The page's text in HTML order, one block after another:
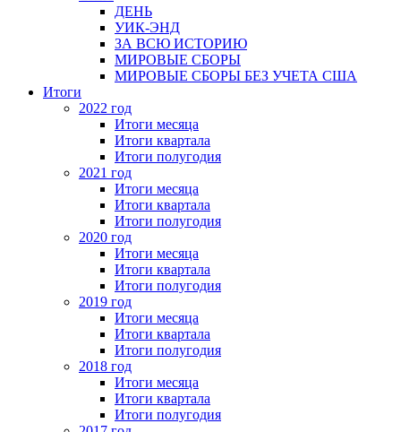
ДЕНЬ
УИК-ЭНД
ЗА ВСЮ ИСТОРИЮ
МИРОВЫЕ СБОРЫ
МИРОВЫЕ СБОРЫ БЕЗ УЧЕТА США
Итоги
2022 год
Итоги месяца
Итоги квартала
Итоги полугодия
2021 год
Итоги месяца
Итоги квартала
Итоги полугодия
2020 год
Итоги месяца
Итоги квартала
Итоги полугодия
2019 год
Итоги месяца
Итоги квартала
Итоги полугодия
2018 год
Итоги месяца
Итоги квартала
Итоги полугодия